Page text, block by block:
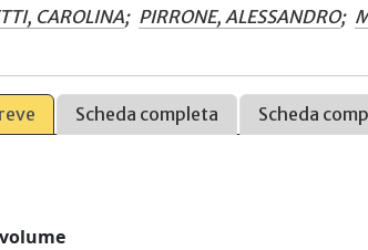
CAROLINA; PIRRONE, ALESSANDRO;
Scheda completa Scheda